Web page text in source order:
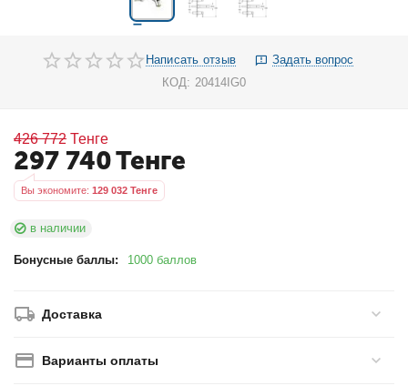
Написать отзыв
Задать вопрос
КОД: 20414IG0
426 772 Тенге
297 740Тенге
Вы экономите: 129 032 Тенге
в наличии
Бонусные баллы: 1000 баллов
Доставка
Варианты оплаты